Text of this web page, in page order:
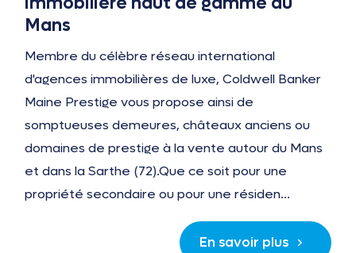
Mans
Membre du célèbre réseau international
d'agences immobilières de luxe, Coldwell Banker
Maine Prestige vous propose ainsi de
somptueuses demeures, châteaux anciens ou
domaines de prestige à la vente autour du Mans
et dans la Sarthe (72).Que ce soit pour une
propriété secondaire ou pour une résiden...
En savoir plus